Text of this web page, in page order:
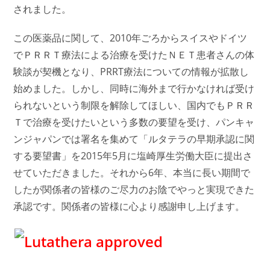
されました。
この医薬品に関して、2010年ごろからスイスやドイツ
でＰＲＲＴ療法による治療を受けたＮＥＴ患者さんの体
験談が契機となり、PRRT療法についての情報が拡散し
始めました。しかし、同時に海外まで行かなければ受け
られないという制限を解除してほしい、国内でもＰＲＲ
Ｔで治療を受けたいという多数の要望を受け、パンキャ
ンジャパンでは署名を集めて「ルタテラの早期承認に関
する要望書」を2015年5月に塩崎厚生労働大臣に提出さ
せていただきました。それから6年、本当に長い期間で
したが関係者の皆様のご尽力のお陰でやっと実現できた
承認です。関係者の皆様に心より感謝申し上げます。